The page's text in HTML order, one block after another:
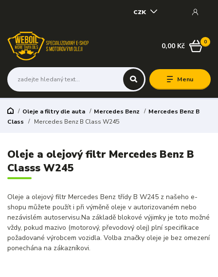
Menu
CZK
0
0,00 Kč
Oleje a filtry dle auta Mercedes Benz
Mercedes Benz B
Class
Mercedes Benz B Class W245
Oleje a olejový filtr Mercedes Benz B
Classs W245
Oleje a olejový filtr Mercedes Benz třídy B W245 z našeho e-
shopu můžete použít i při výměně oleje v autorizovaném nebo
nezávislém autoservisu.Na základě blokové výjimky je toto možné
vždy, pokud mazivo (motorový, převodový olej) plní specifikace
požadované výrobcem vozidla. Volba značky oleje je bez omezení
ponechána na zákazníkovi.